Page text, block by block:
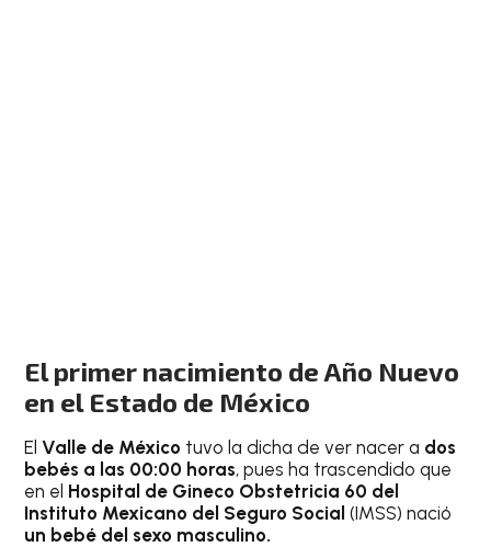
El primer nacimiento de Año Nuevo
en el Estado de México
ElValle de México tuvo la dicha de ver nacer a dos
bebés a las 00:00 horas, pues ha trascendido que
en el Hospital de Gineco Obstetricia 60 del
Instituto Mexicano del Seguro Social (IMSS) nació
un bebé del sexo masculino.